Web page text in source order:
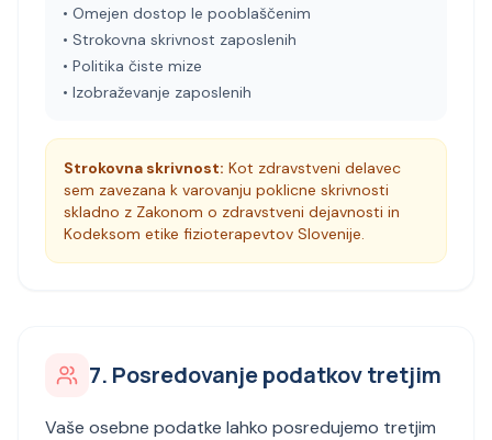
• Omejen dostop le pooblaščenim
• Strokovna skrivnost zaposlenih
• Politika čiste mize
• Izobraževanje zaposlenih
Strokovna skrivnost: Kot zdravstveni delavec
sem zavezana k varovanju poklicne skrivnosti
skladno z Zakonom o zdravstveni dejavnosti in
Kodeksom etike fizioterapevtov Slovenije.
7. Posredovanje podatkov tretjim
Vaše osebne podatke lahko posredujemo tretjim